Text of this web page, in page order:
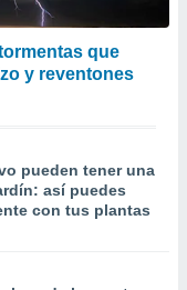
que
y reventones
pueden tener una
así puedes
con tus plantas